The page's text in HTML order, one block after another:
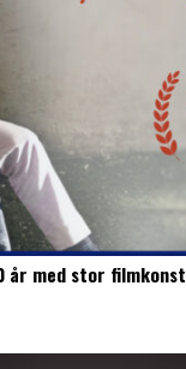
år med stor filmkonst